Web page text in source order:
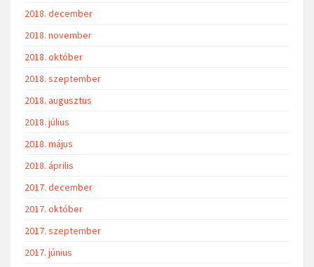
2018. december
2018. november
2018. október
2018. szeptember
2018. augusztus
2018. július
2018. május
2018. április
2017. december
2017. október
2017. szeptember
2017. június